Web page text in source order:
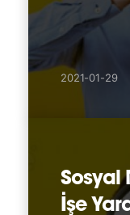
2021-01-29
Sosyal
İşe